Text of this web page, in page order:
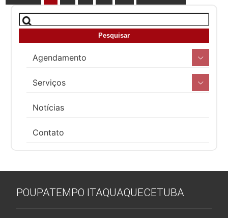
Agendamento
Serviços
Notícias
Contato
POUPATEMPO ITAQUAQUECETUBA